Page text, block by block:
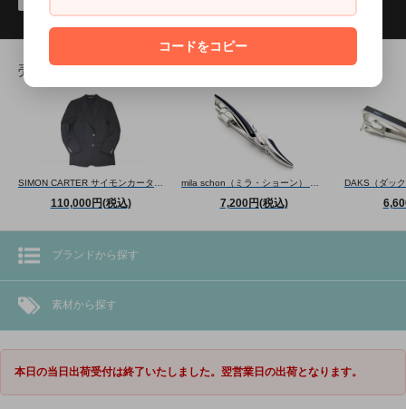
売れ筋商品
110,000円(税込) 7,200円(税込)
ブランドから探す
素材から探す
本日の当日出荷受付は終了いたしました。翌営業日の出荷となります。
コードをコピー